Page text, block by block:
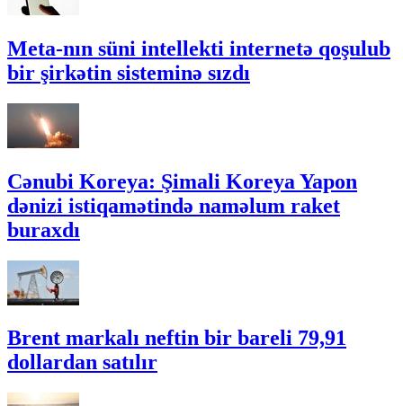
Meta-nın süni intellekti internetə qoşulub
bir şirkətin sisteminə sızdı
Cənubi Koreya: Şimali Koreya Yapon
dənizi istiqamətində naməlum raket
buraxdı
Brent markalı neftin bir bareli 79,91
dollardan satılır